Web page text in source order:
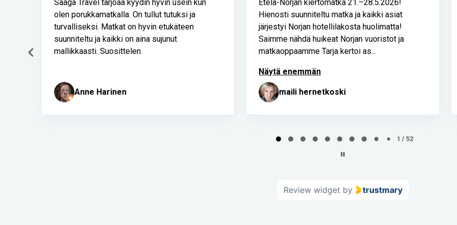
Etelä-Norjan kiertomatka 21.–28.5.2026!
Hienosti suunniteltu matka ja kaikki asiat
järjestyi Norjan hotellilakosta huolimatta!
Saimme nähdä huikeat Norjan vuoristot ja
matkaoppaamme Tarja kertoi as...
maili hernetkoski
Asiakaspalvelu loistavaa!!!
Heidi Salumäe
2 / 52
Review widget by trustmary